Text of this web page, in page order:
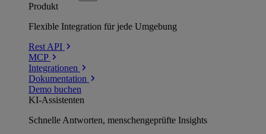
Produkt
Flexible Integration für jede Umgebung
Rest API
MCP
Integrationen
Dokumentation
Demo buchen
KI-Assistenten
Schnelle Antworten, menschengeprüfte Insights